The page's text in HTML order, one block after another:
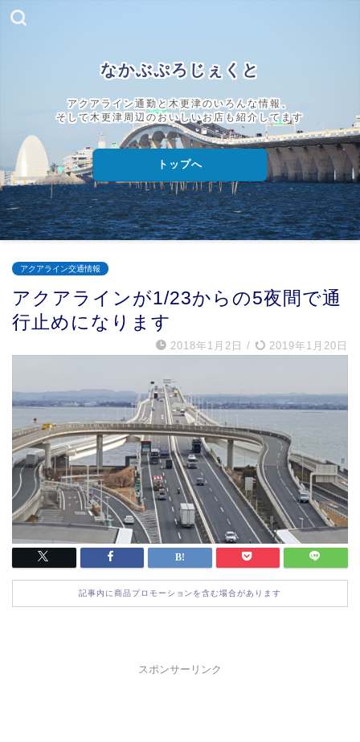
なかぶぷろじぇくと
アクアライン通勤と木更津のいろんな情報、
そして木更津周辺のおいしいお店も紹介してます
トップへ
アクアライン交通情報
アクアラインが1/23からの5夜間で通
行止めになります
2018年1月2日 / 2019年1月20日
記事内に商品プロモーションを含む場合があります
スポンサーリンク